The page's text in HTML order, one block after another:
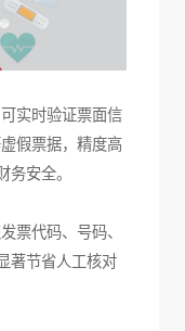
实时验证票面信
假票据，精度高
安全。
票代码、号码、
著节省人工核对